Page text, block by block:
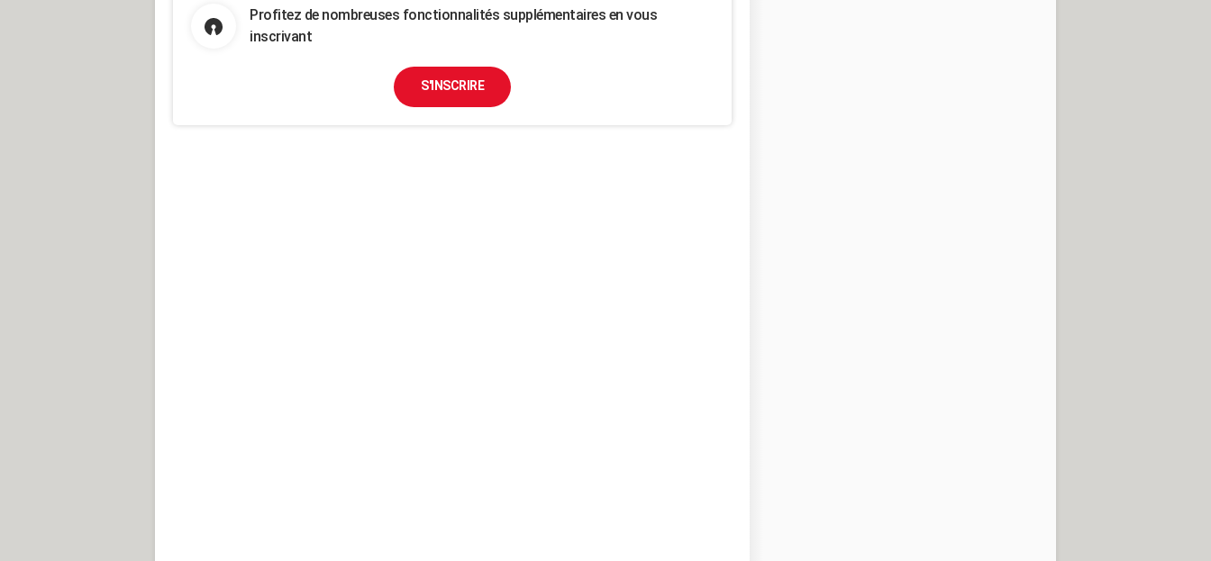
Profitez de nombreuses fonctionnalités supplémentaires en vous
inscrivant
S'INSCRIRE